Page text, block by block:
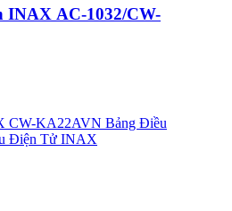
INAX AC-1032/CW-
₫.